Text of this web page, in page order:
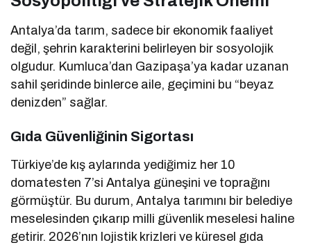
Antalya’da tarım, sadece bir ekonomik faaliyet
değil, şehrin karakterini belirleyen bir sosyolojik
olgudur. Kumluca’dan Gazipaşa’ya kadar uzanan
sahil şeridinde binlerce aile, geçimini bu “beyaz
denizden” sağlar.
Gıda Güvenliğinin Sigortası
Türkiye’de kış aylarında yediğimiz her 10
domatesten 7’si Antalya güneşini ve toprağını
görmüştür. Bu durum, Antalya tarımını bir belediye
meselesinden çıkarıp milli güvenlik meselesi haline
getirir. 2026’nın lojistik krizleri ve küresel gıda